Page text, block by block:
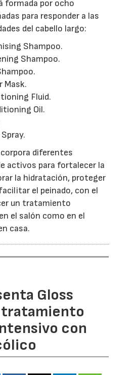
formada por ocho
para responder a las
del cabello largo:
Shampoo.
Shampoo.
Mask.
Fluid.
Oil.
diferentes
activos para fortalecer la
la hidratación, proteger
el peinado, con el
un tratamiento
el salón como en el
casa.
Gloss
tratamiento
con